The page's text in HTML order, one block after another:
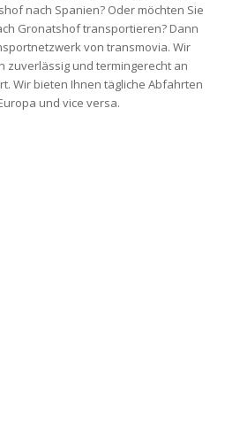
nach Spanien? Oder möchten Sie
Gronatshof transportieren? Dann
von transmovia. Wir
zuverlässig und termingerecht an
Wir bieten Ihnen tägliche Abfahrten
und vice versa.